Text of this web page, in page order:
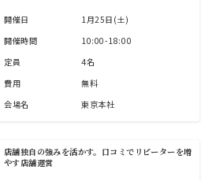
開催日
1月25日(土)
開催時間
10:00-18:00
定員
4名
費用
無料
会場名
東京本社
店舗独自の強みを活かす。口コミでリピーターを増
やす店舗運営